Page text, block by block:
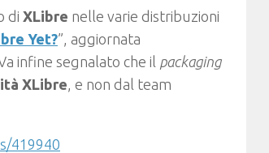
di XLibre nelle varie distribuzioni
Yet?”, aggiornata
infine segnalato che il packaging
XLibre, e non dal team
419940